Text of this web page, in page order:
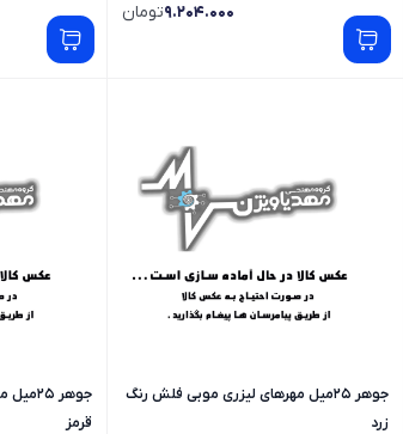
9.204.000تومان
جوهر 25میل مهرهای لیزری موبی فلش رنگ
زرد
جوهر
قرمز